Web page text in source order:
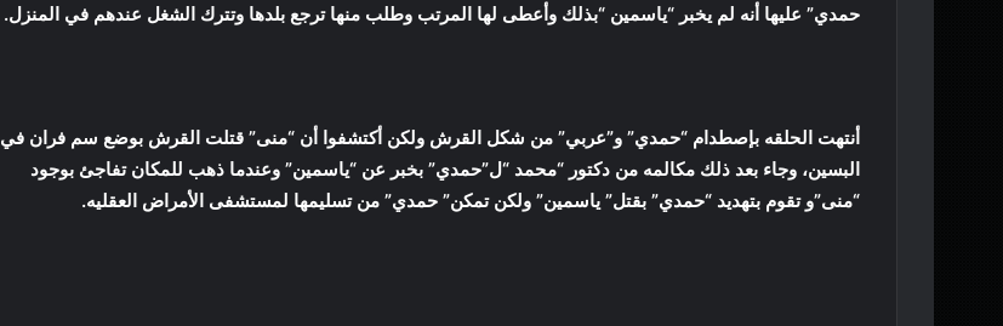
حمدي” عليها أنه لم يخبر “ياسمين “بذلك وأعطى لها المرتب وطلب منها ترجع بلدها وتترك الشغل عندهم في المنزل.
أنتهت الحلقه بإصطدام “حمدي” و”عربي” من شكل القرش ولكن أكتشفوا أن “منى” قتلت القرش بوضع سم فران في
البسين، وجاء بعد ذلك مكالمه من دكتور “محمد “ل”حمدي” بخبر عن “ياسمين” وعندما ذهب للمكان تفاجئ بوجود
“منى”و تقوم بتهديد “حمدي” بقتل” ياسمين” ولكن تمكن” حمدي” من تسليمها لمستشفى الأمراض العقليه.